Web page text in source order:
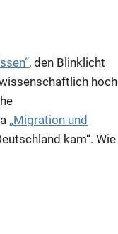
, den Blinklicht
hoch
„Migration und
kam“. Wie